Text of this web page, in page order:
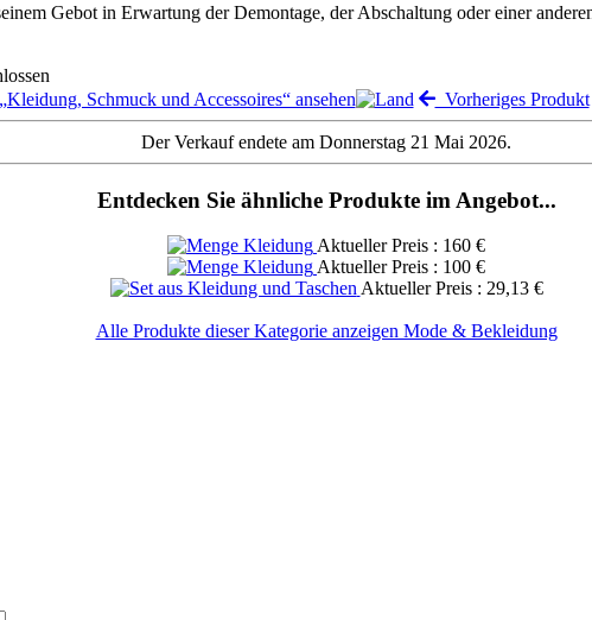
Gebot in Erwartung der Demontage, der Abschaltung oder einer
Schmuck und Accessoires“ ansehen
Vorheriges Produkt
Der Verkauf endete am Donnerstag 21 Mai 2026.
Entdecken Sie ähnliche Produkte im Angebot...
Aktueller Preis : 160 €
Aktueller Preis : 100 €
Aktueller Preis : 29,13 €
Alle Produkte dieser Kategorie anzeigen Mode & Bekleidung